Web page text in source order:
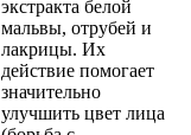
экстракта белой
мальвы, отрубей и
лакрицы. Их
действие помогает
значительно
улучшить цвет лица